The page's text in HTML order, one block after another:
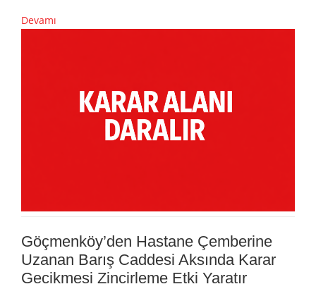
Devamı
Göçmenköy’den Hastane Çemberine
Uzanan Barış Caddesi Aksında Karar
Gecikmesi Zincirleme Etki Yaratır